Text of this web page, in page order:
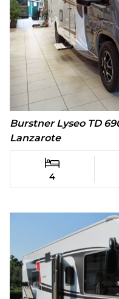
Burstner Lyseo TD
Lanzarote
4